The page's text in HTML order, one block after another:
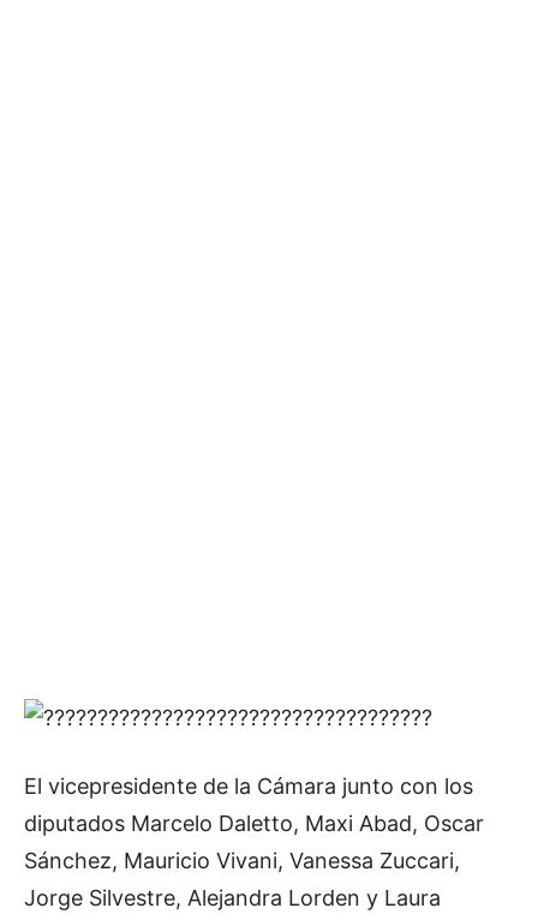
El vicepresidente de la Cámara junto con los
diputados Marcelo Daletto, Maxi Abad, Oscar
Sánchez, Mauricio Vivani, Vanessa Zuccari,
Jorge Silvestre, Alejandra Lorden y Laura